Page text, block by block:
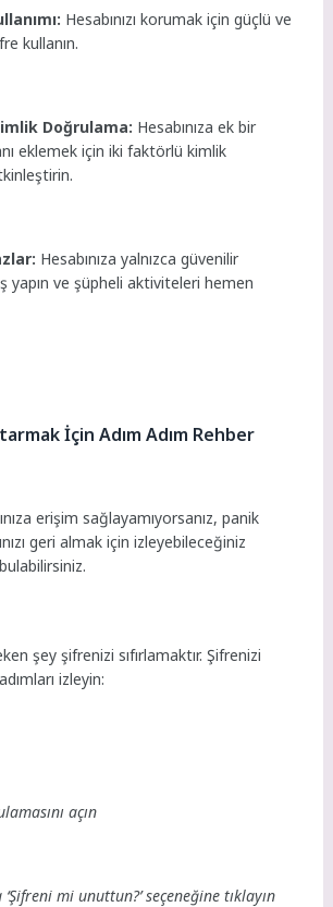
Hesabınızı korumak için güçlü ve
kullanın.
Doğrulama: Hesabınıza ek bir
eklemek için iki faktörlü kimlik
Hesabınıza yalnızca güvenilir
yapın ve şüpheli aktiviteleri hemen
İçin Adım Adım Rehber
erişim sağlayamıyorsanız, panik
geri almak için izleyebileceğiniz
şey şifrenizi sıfırlamaktır. Şifrenizi
izleyin:
açın
mi unuttun?’ seçeneğine tıklayın